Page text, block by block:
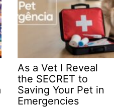
As a Vet I Reveal
the SECRET to
Saving Your Pet in
Emergencies